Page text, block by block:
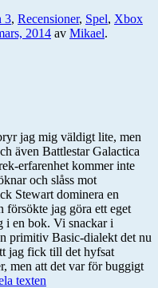
3, Recensioner, Spel, Xbox
2014 av Mikael.
jag mig väldigt lite, men
även Battlestar Galactica
erfarenhet kommer inte
och slåss mot
Stewart dominera en
försökte jag göra ett eget
i en bok. Vi snackar i
primitiv Basic-dialekt det nu
jag fick till det hyfsat
men att det var för buggigt
texten